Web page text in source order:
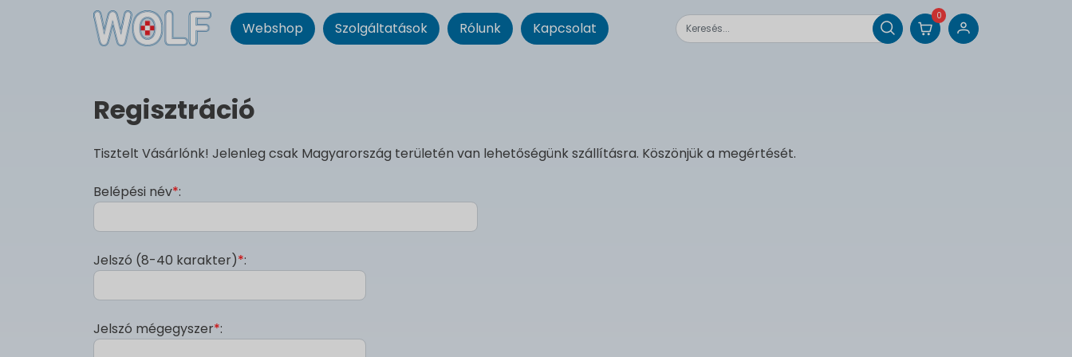
0
Webshop Szolgáltatások Rólunk Kapcsolat
Regisztráció
Tisztelt Vásárlónk! Jelenleg csak Magyarország területén van lehetőségünk szállításra. Köszönjük a megértését.
Belépési név*:
Jelszó (8-40 karakter)*:
Jelszó mégegyszer*: